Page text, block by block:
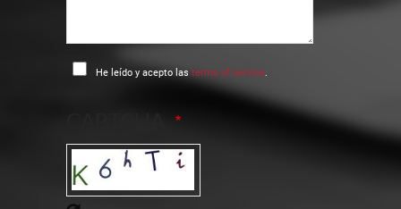
He leído y acepto las terms of service.